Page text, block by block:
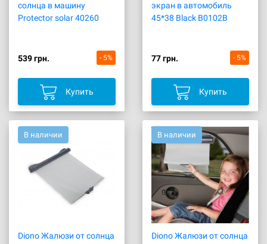
солнца в машину
Protector solar 40260
539 грн. - 5%
Купить
экран в автомобиль
45*38 Black B0102B
77 грн. - 5%
Купить
В наличии
Diono Жалюзи от солнца
В наличии
Diono Жалюзи от солнца